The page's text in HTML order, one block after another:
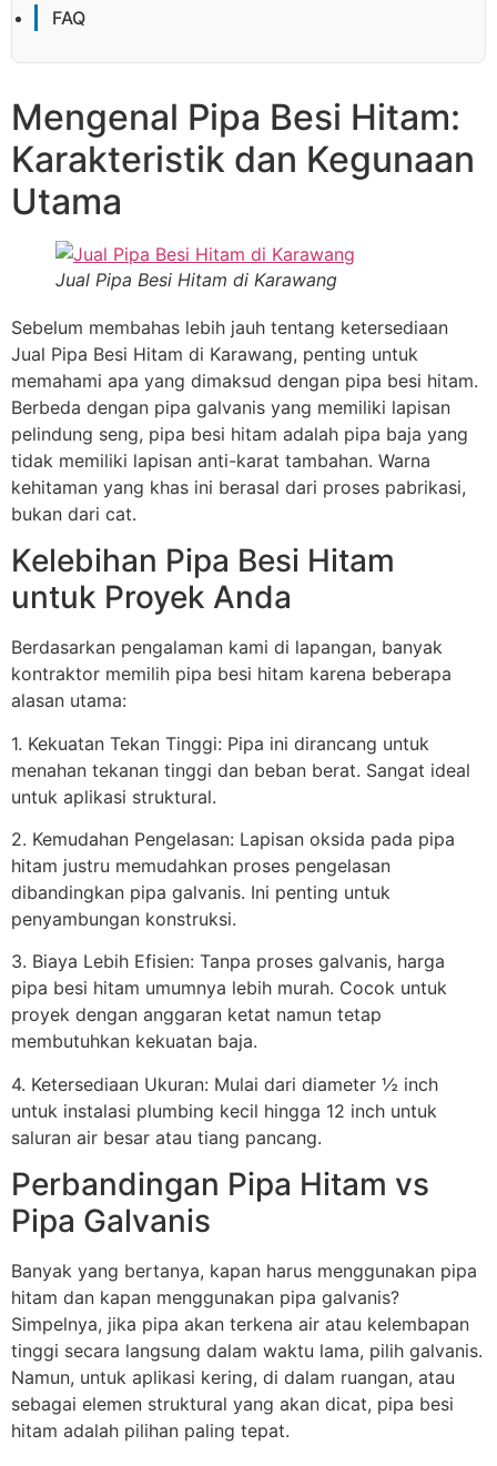
FAQ
Mengenal Pipa Besi Hitam:
Karakteristik dan Kegunaan
Utama
Jual Pipa Besi Hitam di Karawang
Sebelum membahas lebih jauh tentang ketersediaan
Jual Pipa Besi Hitam di Karawang, penting untuk
memahami apa yang dimaksud dengan pipa besi hitam.
Berbeda dengan pipa galvanis yang memiliki lapisan
pelindung seng, pipa besi hitam adalah pipa baja yang
tidak memiliki lapisan anti-karat tambahan. Warna
kehitaman yang khas ini berasal dari proses pabrikasi,
bukan dari cat.
Kelebihan Pipa Besi Hitam
untuk Proyek Anda
Berdasarkan pengalaman kami di lapangan, banyak
kontraktor memilih pipa besi hitam karena beberapa
alasan utama:
1. Kekuatan Tekan Tinggi: Pipa ini dirancang untuk
menahan tekanan tinggi dan beban berat. Sangat ideal
untuk aplikasi struktural.
2. Kemudahan Pengelasan: Lapisan oksida pada pipa
hitam justru memudahkan proses pengelasan
dibandingkan pipa galvanis. Ini penting untuk
penyambungan konstruksi.
3. Biaya Lebih Efisien: Tanpa proses galvanis, harga
pipa besi hitam umumnya lebih murah. Cocok untuk
proyek dengan anggaran ketat namun tetap
membutuhkan kekuatan baja.
4. Ketersediaan Ukuran: Mulai dari diameter ½ inch
untuk instalasi plumbing kecil hingga 12 inch untuk
saluran air besar atau tiang pancang.
Perbandingan Pipa Hitam vs
Pipa Galvanis
Banyak yang bertanya, kapan harus menggunakan pipa
hitam dan kapan menggunakan pipa galvanis?
Simpelnya, jika pipa akan terkena air atau kelembapan
tinggi secara langsung dalam waktu lama, pilih galvanis.
Namun, untuk aplikasi kering, di dalam ruangan, atau
sebagai elemen struktural yang akan dicat, pipa besi
hitam adalah pilihan paling tepat.